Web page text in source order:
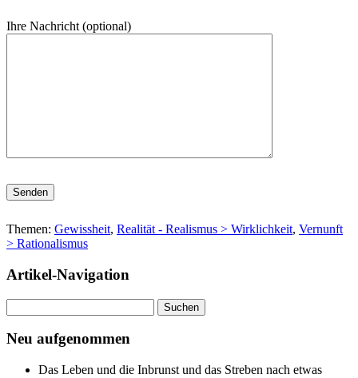
Ihre Nachricht (optional)
Bitte lasse dieses Feld leer.
Themen: Gewissheit, Realität - Realismus > Wirklichkeit, Vernunft
> Rationalismus
Artikel-Navigation
nach:
Neu aufgenommen
Das Leben und die Inbrunst und das Streben nach etwas